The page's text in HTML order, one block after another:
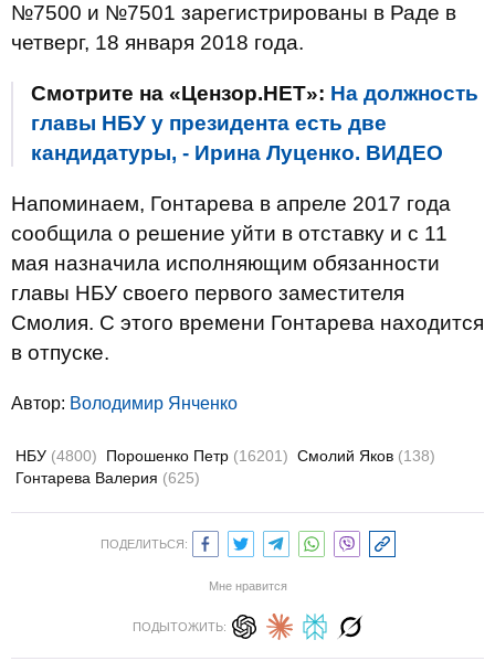
№7500 и №7501 зарегистрированы в Раде в
четверг, 18 января 2018 года.
Смотрите на «Цензор.НЕТ»: На должность
главы НБУ у президента есть две
кандидатуры, - Ирина Луценко. ВИДЕО
Напоминаем, Гонтарева в апреле 2017 года
сообщила о решение уйти в отставку и с 11
мая назначила исполняющим обязанности
главы НБУ своего первого заместителя
Смолия. С этого времени Гонтарева находится
в отпуске.
Автор: Володимир Янченко
НБУ (4800) Порошенко Петр (16201) Смолий Яков (138)
Гонтарева Валерия (625)
ПОДЕЛИТЬСЯ:
Мне нравится
ПОДЫТОЖИТЬ: